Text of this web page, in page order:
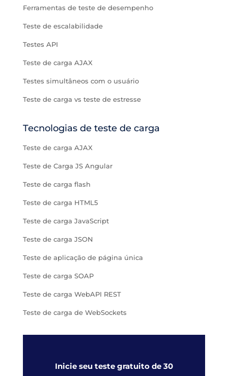
Ferramentas de teste de desempenho
Teste de escalabilidade
Testes API
Teste de carga AJAX
Testes simultâneos com o usuário
Teste de carga vs teste de estresse
Tecnologias de teste de carga
Teste de carga AJAX
Teste de Carga JS Angular
Teste de carga flash
Teste de carga HTML5
Teste de carga JavaScript
Teste de carga JSON
Teste de aplicação de página única
Teste de carga SOAP
Teste de carga WebAPI REST
Teste de carga de WebSockets
Inicie seu teste gratuito de 30